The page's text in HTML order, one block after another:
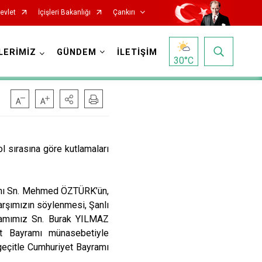
İçişleri Bakanlığı Çankırı
Korgun
Kurşunlu
Orta
Şabanözü
GÜNDEM İLETİŞİM
30°C
sırasına göre kutlamaları
Sn. Mehmed ÖZTÜRK’ün,
söylenmesi, Şanlı
Sn. Burak YILMAZ
Bayramı münasebetiyle
Cumhuriyet Bayramı